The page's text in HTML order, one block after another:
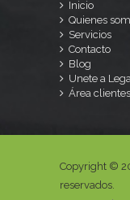
Inicio
Quienes
Servicios
Contacto
Blog
Unete a
Área clientes
Copyright ©
reservados.